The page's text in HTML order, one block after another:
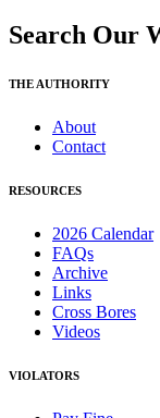
Search Our
THE AUTHORITY
About
Contact
RESOURCES
2026 Calendar
FAQs
Archive
Links
Cross Bores
Videos
VIOLATORS